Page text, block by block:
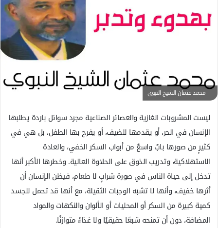
ي
د
ك
ت
ر
ن
ي
ا
محمد عثمان الشيخ النبوي
ليست المشروبات الغازية والعصائر الصناعية مجرد سوائل باردة يطلبها
الإنسان في الحر، أو يقدمها للضيف، أو يفرح بها الطفل، بل هي في
كثيرٍ من صورها بابٌ واسعٌ من أبواب السكر الخفي، والعادة
الاستهلاكية، وتدريب الذوق على الحلاوة العالية. وخطرها الأكبر أنها
تدخل إلى حياة الناس في صورة شرابٍ لا طعام، فيظن الإنسان أن
أثرها خفيف، وأنها لا تشبه الوجبات الثقيلة، مع أنها قد تحمل للجسد
كمية كبيرة من السكر أو المحليات أو الألوان والنكهات والمواد
المضافة، دون أن تمنحه شبعًا حقيقيًا ولا غذاءً متوازنًا.